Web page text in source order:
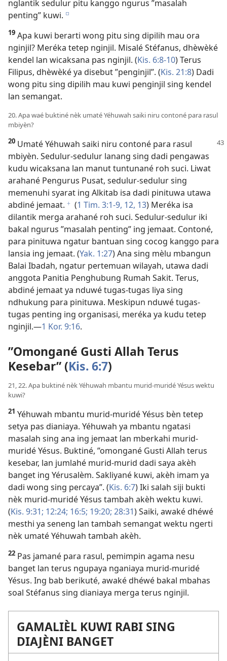
nglantik sedulur pitu kanggo ngurus ”masalah
penting” kuwi. e
19 Apa kuwi berarti wong pitu sing dipilih mau ora
nginjil? Meréka tetep nginjil. Misalé Stéfanus, dhèwèké
kendel lan wicaksana pas nginjil. (Kis. 6:8-10) Terus
Filipus, dhèwèké ya disebut ”penginjil”. (Kis. 21:8) Dadi
wong pitu sing dipilih mau kuwi penginjil sing kendel
lan semangat.
20. Apa waé buktiné nèk umaté Yéhuwah saiki niru contoné para rasul
mbiyèn?
20 Umaté Yéhuwah saiki niru contoné para rasul
mbiyèn. Sedulur-sedulur lanang sing dadi pengawas
kudu wicaksana lan manut tuntunané roh suci. Liwat
arahané Pengurus Pusat, sedulur-sedulur sing
memenuhi syarat ing Alkitab isa dadi pinituwa utawa
abdiné jemaat. f (1 Tim. 3:1-9, 12, 13) Meréka isa
dilantik merga arahané roh suci. Sedulur-sedulur iki
bakal ngurus ”masalah penting” ing jemaat. Contoné,
para pinituwa ngatur bantuan sing cocog kanggo para
lansia ing jemaat. (Yak. 1:27) Ana sing mèlu mbangun
Balai Ibadah, ngatur pertemuan wilayah, utawa dadi
anggota Panitia Penghubung Rumah Sakit. Terus,
abdiné jemaat ya nduwé tugas-tugas liya sing
ndhukung para pinituwa. Meskipun nduwé tugas-
tugas penting ing organisasi, meréka ya kudu tetep
nginjil.​—1 Kor. 9:16.
”Omongané Gusti Allah Terus
Kesebar” (Kis. 6:7)
21, 22. Apa buktiné nèk Yéhuwah mbantu murid-muridé Yésus wektu
kuwi?
21 Yéhuwah mbantu murid-muridé Yésus bèn tetep
setya pas dianiaya. Yéhuwah ya mbantu ngatasi
masalah sing ana ing jemaat lan mberkahi murid-
muridé Yésus. Buktiné, ”omongané Gusti Allah terus
kesebar, lan jumlahé murid-murid dadi saya akèh
banget ing Yérusalèm. Sakliyané kuwi, akèh imam ya
dadi wong sing percaya”. (Kis. 6:7) Iki salah siji bukti
nèk murid-muridé Yésus tambah akèh wektu kuwi.
(Kis. 9:31; 12:24; 16:5; 19:20; 28:31) Saiki, awaké dhéwé
mesthi ya seneng lan tambah semangat wektu ngerti
nèk umaté Yéhuwah tambah akèh.
22 Pas jamané para rasul, pemimpin agama nesu
banget lan terus ngupaya nganiaya murid-muridé
Yésus. Ing bab berikuté, awaké dhéwé bakal mbahas
soal Stéfanus sing dianiaya merga terus nginjil.
GAMALIÈL KUWI RABI SING
DIAJÈNI BANGET